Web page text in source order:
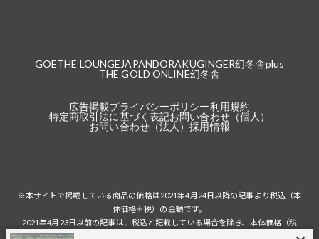
GOETHE LOUNGE JAPANDORAKUGINGER幻冬舎plus
THE GOLD ONLINE幻冬舎
広告掲載プライバシーポリシー利用規約
特定商取引法に基づく表記お問い合わせ（個人）
お問い合わせ（法人）採用情報
※本サイトで掲載している商品の価格は2021年4月24日以降の記事より税込（本
体価格＋税）の金額です。
2021年4月23日以前の記事は、税込と記載している場合を除き、本体価格（税